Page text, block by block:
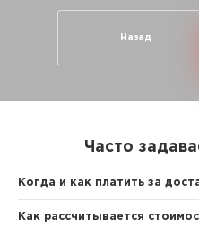
Назад
Часто
Когда и как платить за
Как рассчитывается